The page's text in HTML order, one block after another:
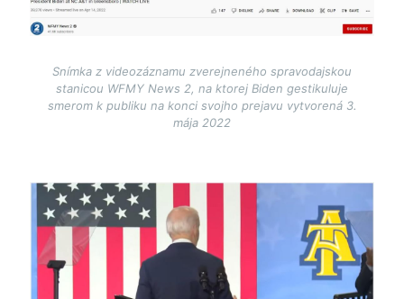
Snímka z videozáznamu zverejneného spravodajskou
stanicou WFMY News 2, na ktorej Biden gestikuluje
smerom k publiku na konci svojho prejavu vytvorená 3.
mája 2022
Image